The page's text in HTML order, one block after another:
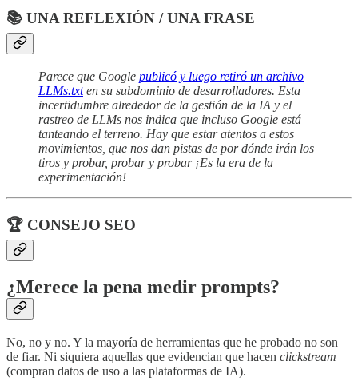
📚 UNA REFLEXIÓN / UNA FRASE
Parece que Google publicó y luego retiró un archivo
LLMs.txten su subdominio de desarrolladores. Esta
incertidumbre alrededor de la gestión de la IA y el
rastreo de LLMs nos indica que incluso Google está
tanteando el terreno. Hay que estar atentos a estos
movimientos, que nos dan pistas de por dónde irán los
tiros y probar, probar y probar ¡Es la era de la
experimentación!
🏆 CONSEJO SEO
¿Merece la pena medir prompts?
No, no y no. Y la mayoría de herramientas que he probado no son
de fiar. Ni siquiera aquellas que evidencian que hacen clickstream
(compran datos de uso a las plataformas de IA).